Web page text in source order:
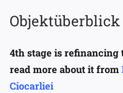
Objektüberblick
4th stage is refinancing
read more about it from
Ciocarliei